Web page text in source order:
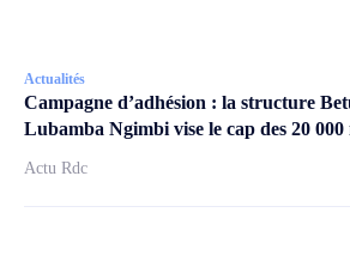
Actualités
Campagne d’adhésion : la structure
Lubamba Ngimbi vise le cap des 20 000
Actu Rdc